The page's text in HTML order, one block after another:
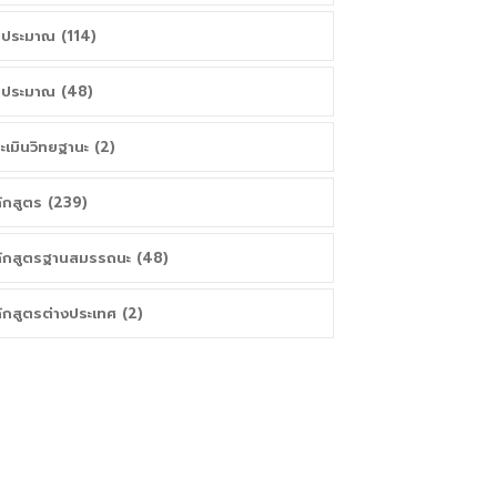
ระมาณ (114)
ระมาณ (48)
เมินวิทยฐานะ (2)
สูตร (239)
สูตรฐานสมรรถนะ (48)
สูตรต่างประเทศ (2)